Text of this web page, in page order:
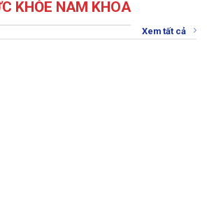
KHỎE NAM KHOA
Xem tất cả